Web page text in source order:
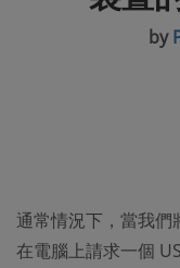
by
通常情況下，當我
在電腦上請求一個